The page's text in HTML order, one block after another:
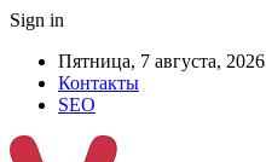
Sign in
Пятница, 7 августа, 2026
Контакты
SEO